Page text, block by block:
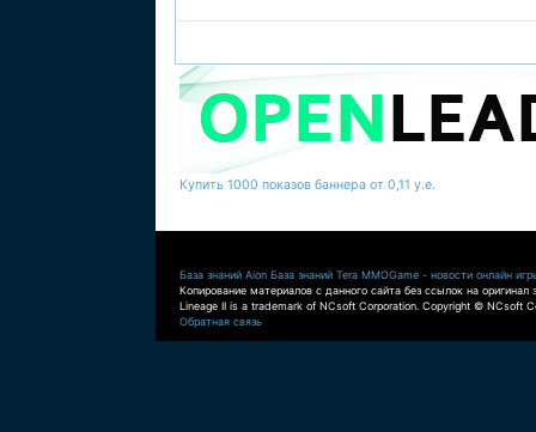
Купить 1000 показов баннера от 0,11 у.е.
База знаний Aion База знаний Tera MMOGame - новости онлайн
Копирование материалов с данного сайта без ссылок на оригинал
Lineage II is a trademark of NCsoft Corporation. Copyright © NCsoft
Обратная связь